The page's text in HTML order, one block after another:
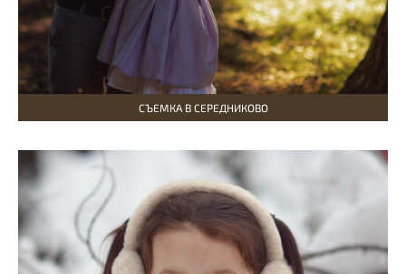
СЪЕМКА В СЕРЕДНИКОВО